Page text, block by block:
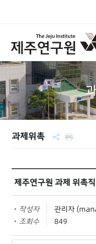
과제위촉
제주연구원 과제 위촉
작성자
관리자
조회수
849